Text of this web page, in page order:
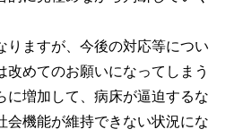
ますが、今後の対応等につい
改めてのお願いになってしまう
に増加して、病床が逼迫するな
会機能が維持できない状況にな